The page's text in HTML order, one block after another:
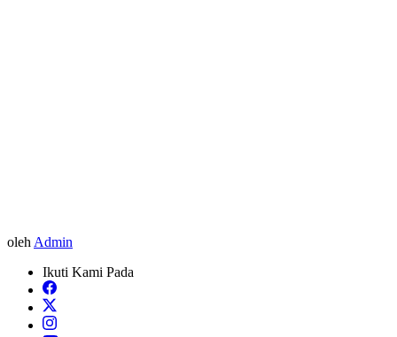
oleh Admin
Ikuti Kami Pada